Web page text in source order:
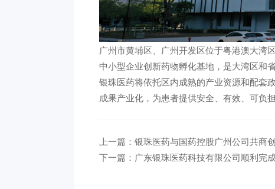
广州市黄埔区、广州开发区位于粤港澳大湾
中小型企业创新药物孵化基地，是大湾区和
银珠医药将依托区内成熟的产业资源和配套
成果产业化，为患者提供安全、有效、可负担
上一篇：银珠医药与国药控股广州公司共商
下一篇：广东银珠医药科技有限公司顺利完